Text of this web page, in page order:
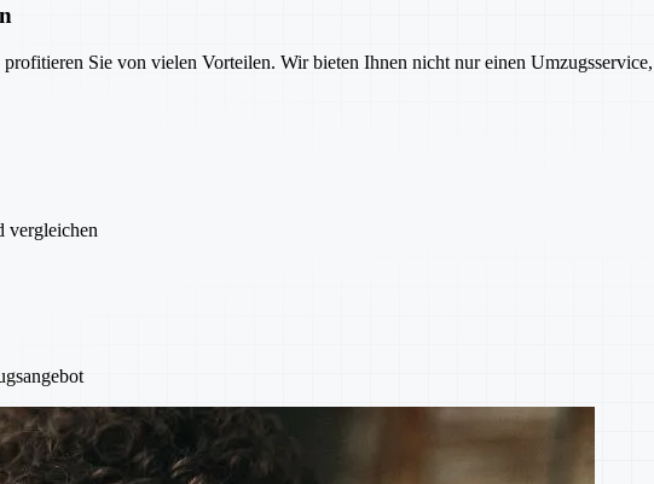
Sie von vielen Vorteilen. Wir bieten Ihnen nicht nur einen
vergleichen